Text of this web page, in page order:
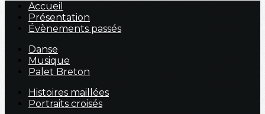
Accueil
Présentation
Évènements passés
Danse
Musique
Palet Breton
Histoires maillées
Portraits croisés